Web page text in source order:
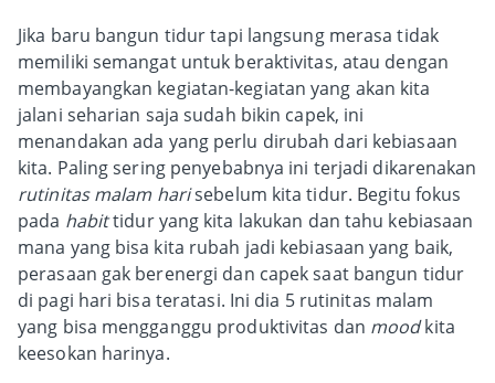
Jika baru bangun tidur tapi langsung merasa tidak
memiliki semangat untuk beraktivitas, atau dengan
membayangkan kegiatan-kegiatan yang akan kita
jalani seharian saja sudah bikin capek, ini
menandakan ada yang perlu dirubah dari kebiasaan
kita. Paling sering penyebabnya ini terjadi dikarenakan
rutinitas malam harisebelum kita tidur. Begitu fokus
pada habittidur yang kita lakukan dan tahu kebiasaan
mana yang bisa kita rubah jadi kebiasaan yang baik,
perasaan gak berenergi dan capek saat bangun tidur
di pagi hari bisa teratasi. Ini dia 5 rutinitas malam
yang bisa mengganggu produktivitas dan moodkita
keesokan harinya.